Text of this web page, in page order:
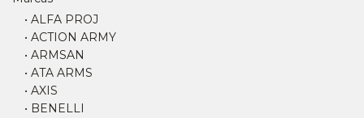
• ALFA PROJ
• ACTION ARMY
• ARMSAN
• ATA ARMS
• AXIS
• BENELLI